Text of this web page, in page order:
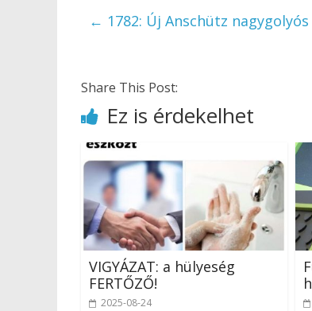
← 1782: Új Anschütz
Share This Post:
Ez is érdekelhet
VIGYÁZAT: a hülyeség
FERTŐZŐ!
2025-08-24